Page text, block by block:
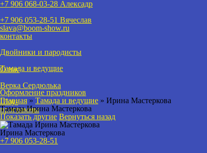
+7 906 068-03-28 Алексадр
+7 906 053-28-51 Вячеслав
slava@boom-show.ru
контакты
О нас
Двойники и пародисты
Верка Сердюлька
Тамада и ведущие
Шоу-
программы
Оформление праздников
Главная » Тамада и ведущие » Ирина Мастеркова
Тамада Ирина Мастеркова
Показать другие Вернуться назад
Ирина Мастеркова
+7 906 053-28-51